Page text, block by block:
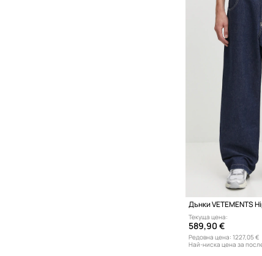
Дънки VETEMENTS
Текуща цена:
589,90 €
Редовна цена: 1227,05 €
Най-ниска цена за